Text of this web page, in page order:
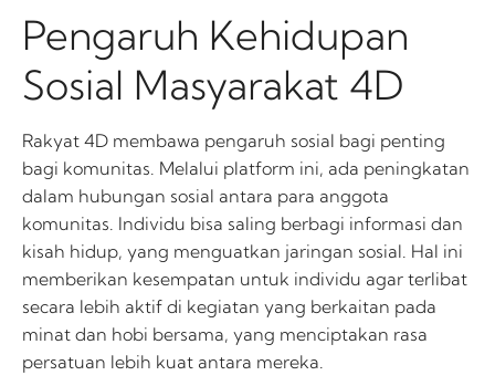
Pengaruh Kehidupan
Sosial Masyarakat 4D
Rakyat 4D membawa pengaruh sosial bagi penting
bagi komunitas. Melalui platform ini, ada peningkatan
dalam hubungan sosial antara para anggota
komunitas. Individu bisa saling berbagi informasi dan
kisah hidup, yang menguatkan jaringan sosial. Hal ini
memberikan kesempatan untuk individu agar terlibat
secara lebih aktif di kegiatan yang berkaitan pada
minat dan hobi bersama, yang menciptakan rasa
persatuan lebih kuat antara mereka.